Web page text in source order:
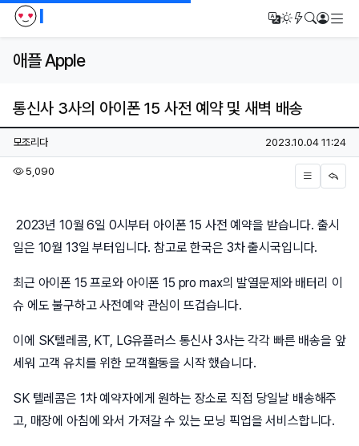
I 번역다크모드
새글/새댓글
검색로그인
애플 Apple
통신사 3사의 아이폰 15 사전 예약 및 새벽 배송
페이지 정보
작성자
모조리다 작성일
2023.10.04 11:24
5,090
2023년 10월 6일 0시부터 아이폰 15 사전 예약을 받습니다. 출시
일은 10월 13일 부터입니다. 참고로 한국은 3차 출시국입니다.
최근 아이폰 15 프로와 아이폰 15 pro max의 발열문제와 배터리 이
슈 에도 불구하고 사전예약 관심이 뜨겁습니다.
이에 SK텔레콤, KT, LG유플러스 통신사 3사는 각각 빠른 배송을 앞
세워 고객 유치를 위한 모객활동을 시작 했습니다.
SK 텔레콤은 1차 예약자에게 원하는 장소로 직접 당일날 배송해주
고, 매장에 아침에 와서 가져갈 수 있는 모닝 픽업을 서비스합니다.